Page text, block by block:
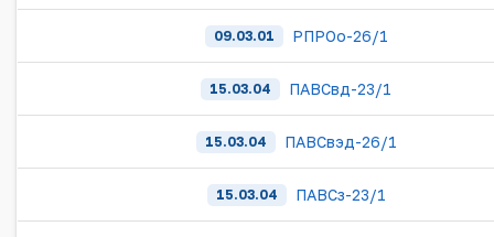
09.03.01 РПРОо-26/1
15.03.04 ПАВСвд-23/1
15.03.04 ПАВСвэд-26/1
15.03.04 ПАВСз-23/1